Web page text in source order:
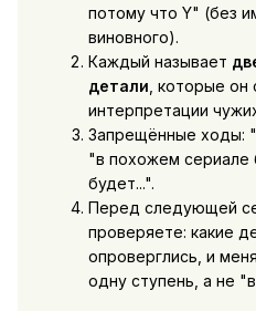
потому что Y" (без
виновного).
Каждый называет
детали, которые он
интерпретации
Запрещённые ходы:
"в похожем
будет...".
Перед следующей
проверяете: какие
опроверглись, и
одну ступень, а не